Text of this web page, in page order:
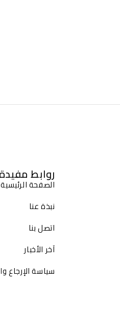
روابط مفيدة
الصفحة الرئيسية
نبذة عنا
اتصل بنا
آخر الأخبار
سياسة الإرجاع